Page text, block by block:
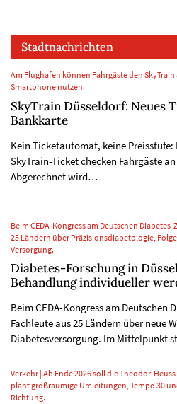
Stadtnachrichten
Am Flughafen können Fahrgäste den
Smartphone nutzen.
SkyTrain Düsseldorf:
Bankkarte
Kein Ticketautomat, keine Preisstufe:
SkyTrain-Ticket checken Fahrgäste
Abgerechnet wird…
Beim CEDA-Kongress am Deutschen
25 Ländern über Präzisionsdiabetologie,
Versorgung.
Diabetes-Forschung in
Behandlung individueller
Beim CEDA-Kongress am Deutschen
Fachleute aus 25 Ländern über neue
Diabetesversorgung. Im Mittelpunkt
Verkehr | Ab Ende 2026 soll die Theodor-
plant großräumige Umleitungen, Tempo 30
Richtung.